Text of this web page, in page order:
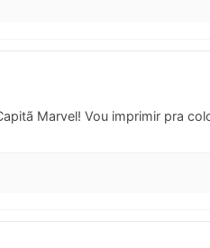
Marvel! Vou imprimir pra